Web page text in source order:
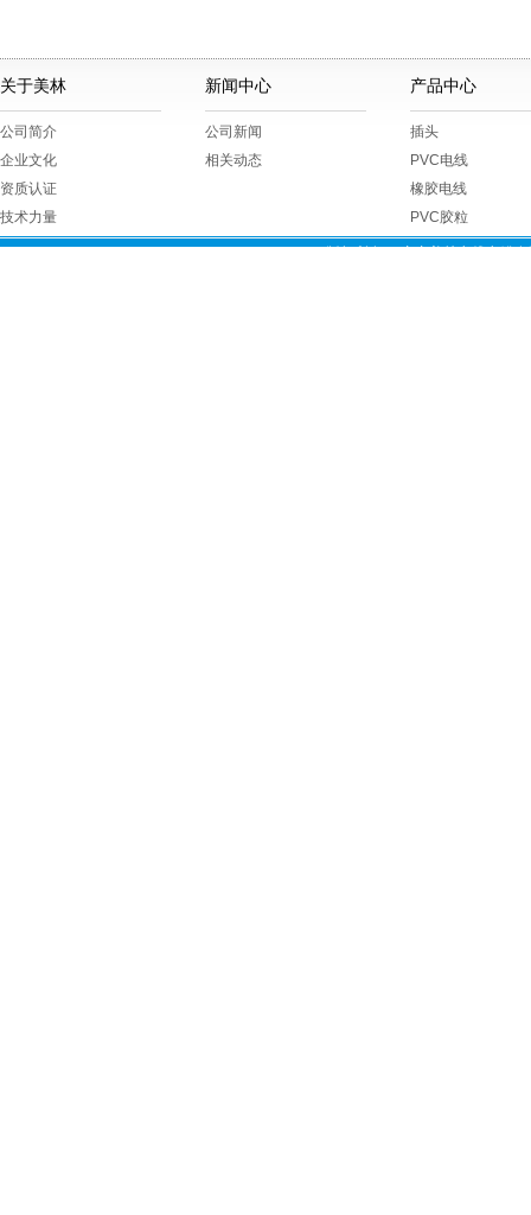
关于美林
公司简介
企业文化
资质认证
技术力量
新闻中心
公司新闻
相关动态
产品中心
插头
PVC电线
橡胶电线
PVC胶粒